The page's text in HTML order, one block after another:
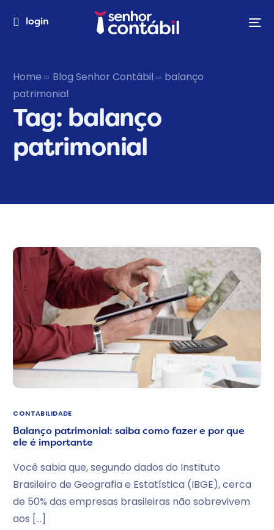
login
Home Blog Senhor Contábil
balanço
patrimonial
Tag: balanço
patrimonial
CONTABILIDADE
Balanço patrimonial: saiba como fazer e por que
ele é importante
Você sabia que, segundo dados do Instituto
Brasileiro de Geografia e Estatística (IBGE), cerca
de 50% das empresas brasileiras não sobrevivem
aos […]